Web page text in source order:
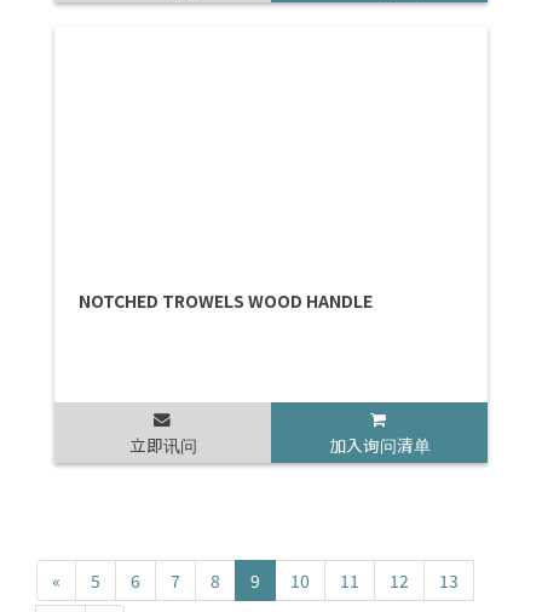
NOTCHED TROWELS WOOD HANDLE
立即讯问 加入询问清单
« 5 6 7 8 9 10 11 12
13